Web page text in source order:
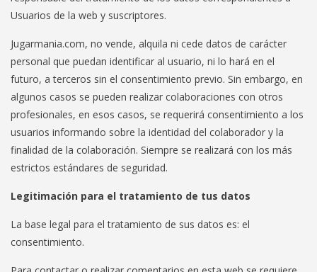
Usuarios de la web y suscriptores.
Jugarmania.com, no vende, alquila ni cede datos de carácter
personal que puedan identificar al usuario, ni lo hará en el
futuro, a terceros sin el consentimiento previo. Sin embargo, en
algunos casos se pueden realizar colaboraciones con otros
profesionales, en esos casos, se requerirá consentimiento a los
usuarios informando sobre la identidad del colaborador y la
finalidad de la colaboración. Siempre se realizará con los más
estrictos estándares de seguridad.
Legitimación para el tratamiento de tus datos
La base legal para el tratamiento de sus datos es: el
consentimiento.